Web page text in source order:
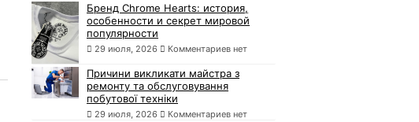
Бренд Chrome Hearts: история,
особенности и секрет мировой
популярности
29 июля, 2026 Комментариев нет
Причини викликати майстра з
ремонту та обслуговування
побутової техніки
29 июля, 2026 Комментариев нет